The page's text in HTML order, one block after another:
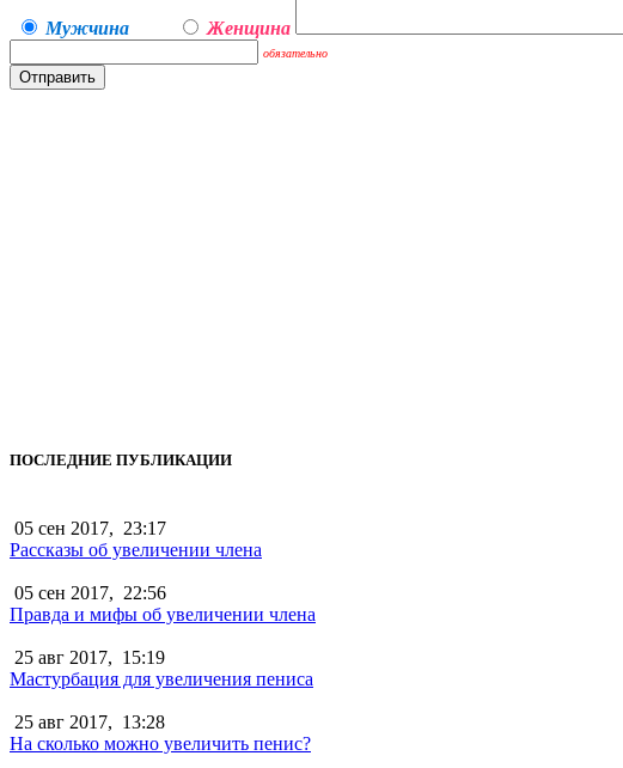
Мужчина Женщина
обязательно
ПОСЛЕДНИЕ ПУБЛИКАЦИИ
05 сен 2017, 23:17
Рассказы об увеличении члена
05 сен 2017, 22:56
Правда и мифы об увеличении члена
25 авг 2017, 15:19
Мастурбация для увеличения пениса
25 авг 2017, 13:28
На сколько можно увеличить пенис?